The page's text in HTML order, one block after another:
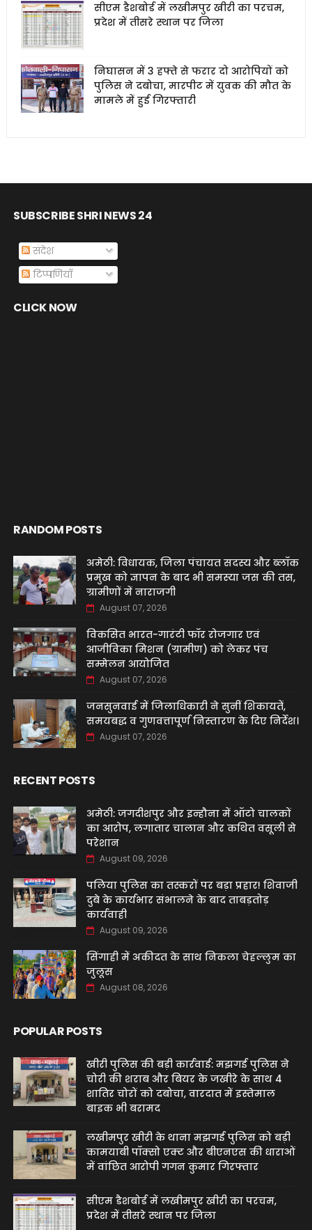
सीएम डैशबोर्ड में लखीमपुर खीरी का परचम,
प्रदेश में तीसरे स्थान पर जिला
निघासन में 3 हफ्ते से फरार दो आरोपियों को
पुलिस ने दबोचा, मारपीट में युवक की मौत के
मामले में हुई गिरफ्तारी
SUBSCRIBE SHRI NEWS 24
संदेश
टिप्पणियाँ
CLICK NOW
RANDOM POSTS
अमेठी: विधायक, जिला पंचायत सदस्य और ब्लॉक
प्रमुख को ज्ञापन के बाद भी समस्या जस की तस,
ग्रामीणों में नाराजगी
August 07, 2026
विकसित भारत-गारंटी फॉर रोजगार एवं
आजीविका मिशन (ग्रामीण) को लेकर पंच
सम्मेलन आयोजित
August 07, 2026
जनसुनवाई में जिलाधिकारी ने सुनीं शिकायतें,
समयबद्ध व गुणवत्तापूर्ण निस्तारण के दिए निर्देश।
August 07, 2026
RECENT POSTS
अमेठी: जगदीशपुर और इन्हौना में ऑटो चालकों
का आरोप, लगातार चालान और कथित वसूली से
परेशान
August 09, 2026
पलिया पुलिस का तस्करों पर बड़ा प्रहार! शिवाजी
दुबे के कार्यभार संभालने के बाद ताबड़तोड़
कार्यवाही
August 09, 2026
सिंगाही में अकीदत के साथ निकला चेहल्लुम का
जुलूस
August 08, 2026
POPULAR POSTS
खीरी पुलिस की बड़ी कार्रवाई: मझगई पुलिस ने
चोरी की शराब और बियर के जखीरे के साथ 4
शातिर चोरों को दबोचा, वारदात में इस्तेमाल
बाइक भी बरामद
लखीमपुर खीरी के थाना मझगई पुलिस को बड़ी
कामयाबी पॉक्सो एक्ट और बीएनएस की धाराओं
में वांछित आरोपी गगन कुमार गिरफ्तार
सीएम डैशबोर्ड में लखीमपुर खीरी का परचम,
प्रदेश में तीसरे स्थान पर जिला